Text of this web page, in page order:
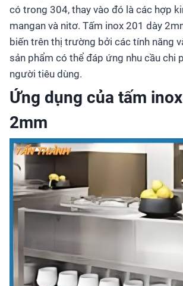
có trong 304, thay vào đó là các hợp
mangan và nitơ. Tấm inox 201 dày
biến trên thị trường bởi các tính năng
sản phẩm có thể đáp ứng nhu cầu chi
người tiêu dùng.
Ứng dụng của tấm
2mm